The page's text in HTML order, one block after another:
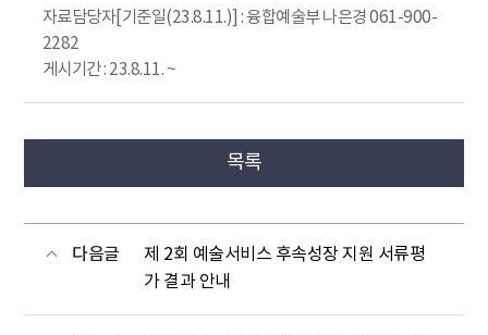
자료담당자[기준일(23.8.11.)] : 융합예술부 나은경 061-900-
2282
게시기간 : 23.8.11. ~
목록
다음글
제 2회 예술서비스 후속성장 지원 서류평
가 결과 안내